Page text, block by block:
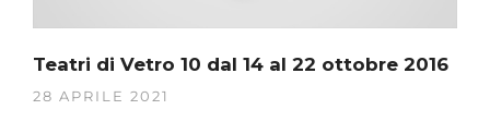
Teatri di Vetro 10 dal 14 al 22 ottobre 2016
28 APRILE 2021